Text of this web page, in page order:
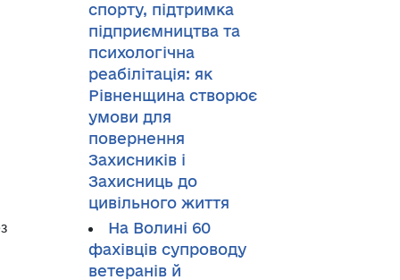
спорту, підтримка
підприємництва та
психологічна
реабілітація: як
Рівненщина створює
умови для
повернення
Захисників і
Захисниць до
цивільного життя
На Волині 60
фахівців супроводу
ветеранів й